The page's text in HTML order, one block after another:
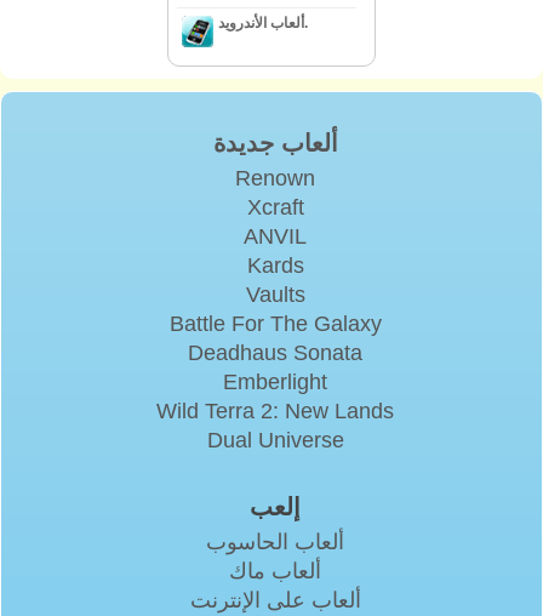
ألعاب الأندرويد.
ألعاب جديدة
Renown
Xcraft
ANVIL
Kards
Vaults
Battle For The Galaxy
Deadhaus Sonata
Emberlight
Wild Terra 2: New Lands
Dual Universe
إلعب
ألعاب الحاسوب
ألعاب ماك
ألعاب على الإنترنت